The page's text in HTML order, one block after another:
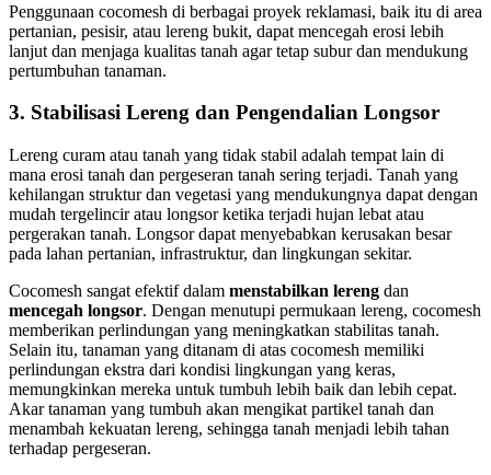
Penggunaan cocomesh di berbagai proyek reklamasi, baik itu di area
pertanian, pesisir, atau lereng bukit, dapat mencegah erosi lebih
lanjut dan menjaga kualitas tanah agar tetap subur dan mendukung
pertumbuhan tanaman.
3. Stabilisasi Lereng dan Pengendalian Longsor
Lereng curam atau tanah yang tidak stabil adalah tempat lain di
mana erosi tanah dan pergeseran tanah sering terjadi. Tanah yang
kehilangan struktur dan vegetasi yang mendukungnya dapat dengan
mudah tergelincir atau longsor ketika terjadi hujan lebat atau
pergerakan tanah. Longsor dapat menyebabkan kerusakan besar
pada lahan pertanian, infrastruktur, dan lingkungan sekitar.
Cocomesh sangat efektif dalam menstabilkan lereng dan
mencegah longsor. Dengan menutupi permukaan lereng, cocomesh
memberikan perlindungan yang meningkatkan stabilitas tanah.
Selain itu, tanaman yang ditanam di atas cocomesh memiliki
perlindungan ekstra dari kondisi lingkungan yang keras,
memungkinkan mereka untuk tumbuh lebih baik dan lebih cepat.
Akar tanaman yang tumbuh akan mengikat partikel tanah dan
menambah kekuatan lereng, sehingga tanah menjadi lebih tahan
terhadap pergeseran.